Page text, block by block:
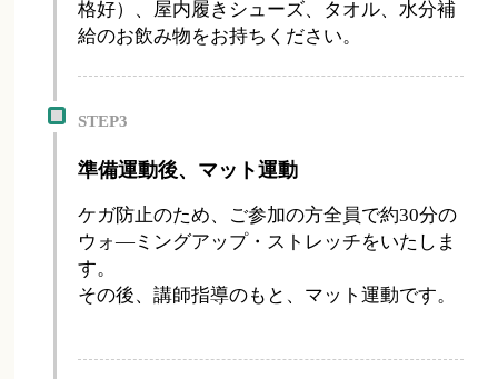
格好）、屋内履きシューズ、タオル、水分補
給のお飲み物をお持ちください。
STEP3
準備運動後、マット運動
ケガ防止のため、ご参加の方全員で約30分の
ウォ―ミングアップ・ストレッチをいたしま
す。
その後、講師指導のもと、マット運動です。